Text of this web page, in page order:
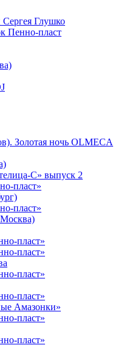
Сергея Глушко
Пенно-пласт
Золотая ночь OLMECA
С» выпуск 2
пласт»
пласт»
пласт»
пласт»
пласт»
пласт»
Амазонки»
пласт»
пласт»